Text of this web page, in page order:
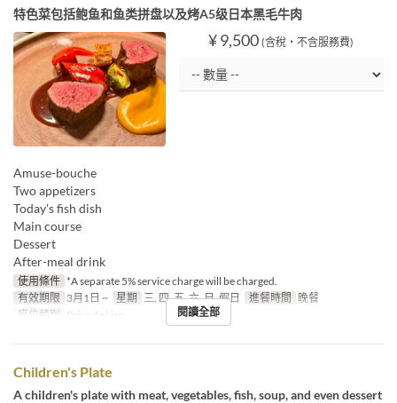
特色菜包括鲍鱼和鱼类拼盘以及烤A5级日本黑毛牛肉
¥ 9,500 (含稅・不含服務費)
Amuse-bouche
Two appetizers
Today's fish dish
Main course
Dessert
After-meal drink
使用條件 *A separate 5% service charge will be charged.
有效期限 3月1日 ~ 星期 三, 四, 五, 六, 日, 假日 進餐時間 晚餐
座位類別 Prive de Lien 閱讀全部
Children's Plate
A children's plate with meat, vegetables, fish, soup, and even dessert